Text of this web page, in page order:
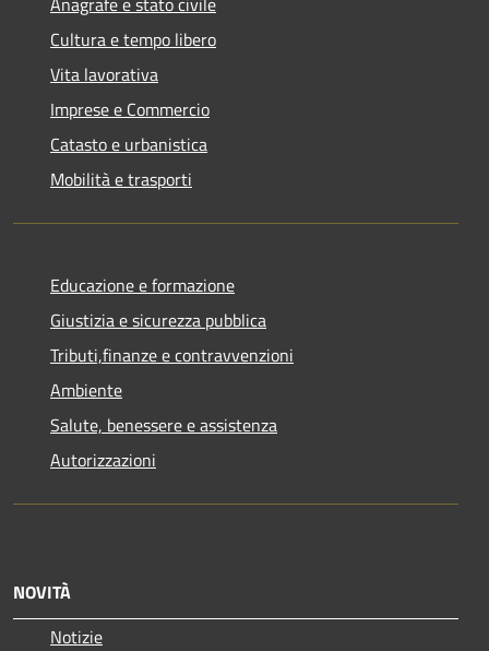
Cultura e tempo libero
Vita lavorativa
Imprese e Commercio
Catasto e urbanistica
Mobilità e trasporti
Educazione e formazione
Giustizia e sicurezza pubblica
Tributi,finanze e contravvenzioni
Ambiente
Salute, benessere e assistenza
Autorizzazioni
NOVITÀ
Notizie